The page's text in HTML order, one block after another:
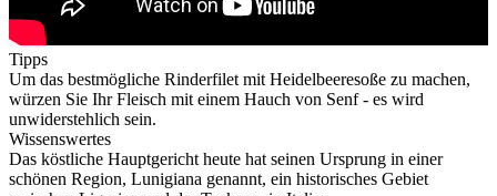
Tipps
Um das bestmögliche Rinderfilet mit Heidelbeeresoße zu machen,
würzen Sie Ihr Fleisch mit einem Hauch von Senf - es wird
unwiderstehlich sein.
Wissenswertes
Das köstliche Hauptgericht heute hat seinen Ursprung in einer
schönen Region, Lunigiana genannt, ein historisches Gebiet